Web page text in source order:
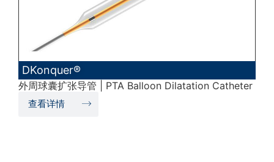
DKonquer®
外周球囊扩张导管 | PTA Balloon Dilatation Catheter
查看详情